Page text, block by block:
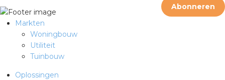
Abonneren
Markten
Woningbouw
Utiliteit
Tuinbouw
Oplossingen